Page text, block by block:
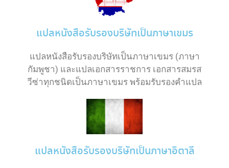
แปลหนังสือรับรองบริษัทเป็นภาษาเขมร
แปลหนังสือรับรองบริษัทเป็นภาษาเขมร (ภาษา
กัมพูชา) และแปลเอกสารราชการ เอกสารสมรส
วีซ่าทุกชนิดเป็นภาษาเขมร พร้อมรับรองคำแปล
แปลหนังสือรับรองบริษัทเป็นภาษาอิตาลี